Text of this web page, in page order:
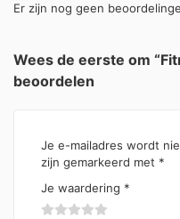
Er zijn nog geen
Wees de eerste om
beoordelen
Je e-mailadres wordt
zijn gemarkeerd met *
Je waardering *